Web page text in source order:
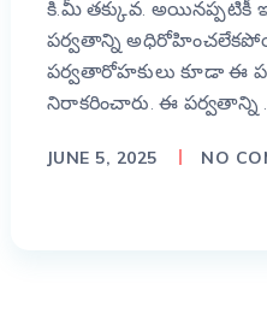
కి.మీ తక్కువ. అయినప్పటికీ
పర్వతాన్ని
పర్వతారోహకులు కూడా ఈ
నిరాకరించారు. ఈ పర్వతాన్ని …
JUNE 5, 2025 NO